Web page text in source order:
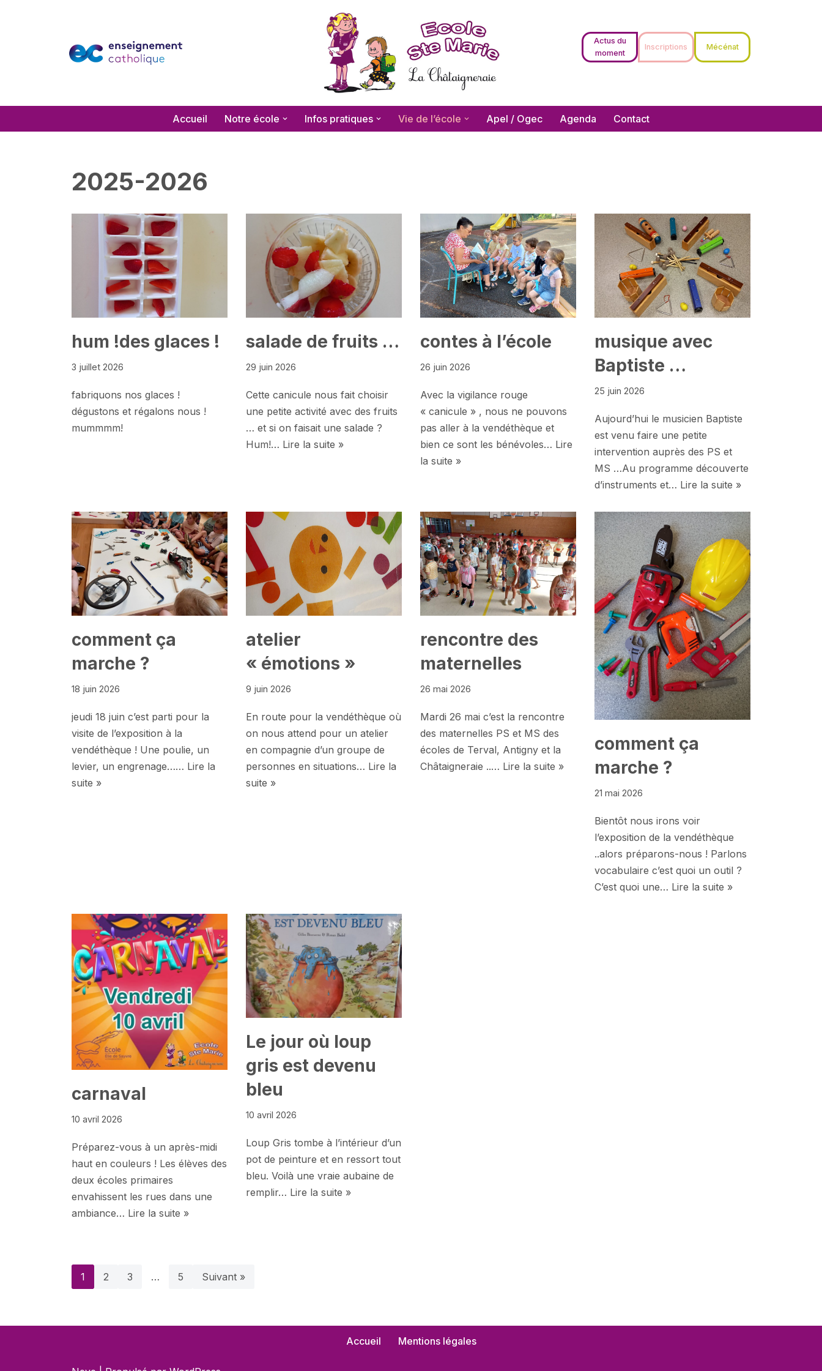
Actus du
moment
Inscriptions Mécénat
Accueil Notre école Infos pratiques Vie de l’école Apel / Ogec Agenda Contact
2025-2026
hum !des glaces !
3 juillet 2026
fabriquons nos glaces !
dégustons et régalons nous !
mummmm!
salade de fruits …
29 juin 2026
Cette canicule nous fait choisir
une petite activité avec des fruits
… et si on faisait une salade ?
Hum!… Lire la suite »
contes à l’école
26 juin 2026
Avec la vigilance rouge
« canicule » , nous ne pouvons
pas aller à la vendéthèque et
bien ce sont les bénévoles… Lire
la suite »
musique avec
Baptiste …
25 juin 2026
Aujourd’hui le musicien Baptiste
est venu faire une petite
intervention auprès des PS et
MS …Au programme découverte
d’instruments et… Lire la suite »
comment ça
marche ?
18 juin 2026
jeudi 18 juin c’est parti pour la
visite de l’exposition à la
vendéthèque ! Une poulie, un
levier, un engrenage…… Lire la
suite »
atelier
« émotions »
9 juin 2026
En route pour la vendéthèque où
on nous attend pour un atelier
en compagnie d’un groupe de
personnes en situations… Lire la
suite »
rencontre des
maternelles
26 mai 2026
Mardi 26 mai c’est la rencontre
des maternelles PS et MS des
écoles de Terval, Antigny et la
Châtaigneraie ..… Lire la suite »
comment ça
marche ?
21 mai 2026
Bientôt nous irons voir
l’exposition de la vendéthèque
..alors préparons-nous ! Parlons
vocabulaire c’est quoi un outil ?
C’est quoi une… Lire la suite »
carnaval
10 avril 2026
Préparez-vous à un après-midi
haut en couleurs ! Les élèves des
deux écoles primaires
envahissent les rues dans une
ambiance… Lire la suite »
Le jour où loup
gris est devenu
bleu
10 avril 2026
Loup Gris tombe à l’intérieur d’un
pot de peinture et en ressort tout
bleu. Voilà une vraie aubaine de
remplir… Lire la suite »
1 2 3 … 5 Suivant »
Accueil Mentions légales